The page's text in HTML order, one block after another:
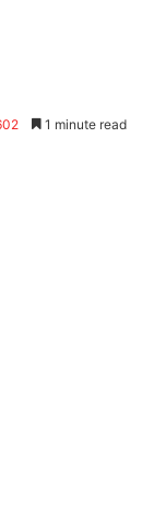
1 minute read